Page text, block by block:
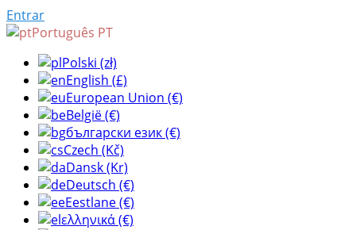
Entrar
Português PT
Polski (zł)
English (£)
European Union (€)
België (€)
български език (€)
Czech (Kč)
Dansk (Kr)
Deutsch (€)
Eestlane (€)
ελληνικά (€)